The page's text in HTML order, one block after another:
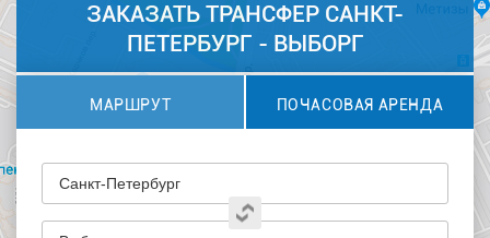
ЗАКАЗАТЬ ТРАНСФЕР САНКТ-
ПЕТЕРБУРГ - ВЫБОРГ
МАРШРУТ ПОЧАСОВАЯ АРЕНДА